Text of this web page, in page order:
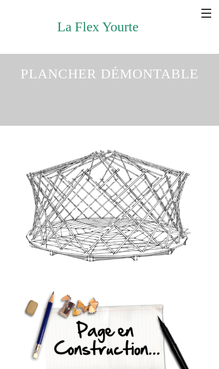
La Flex Yourte
PLANCHER DÉMONTABLE